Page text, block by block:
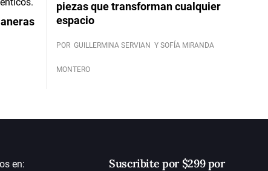
piezas que transforman cualquier
espacio
POR GUILLERMINA SERVIAN Y SOFÍA MIRANDA
MONTERO
en:
Suscribite por $299 por